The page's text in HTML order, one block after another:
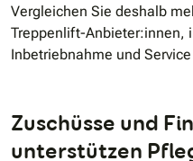
Vergleichen Sie deshalb
Treppenlift-Anbieter:innen,
Inbetriebnahme und
Zuschüsse und
unterstützen